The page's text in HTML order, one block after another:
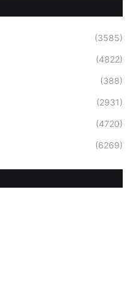
(3585)
(4822)
(388)
(2931)
(4720)
(6269)